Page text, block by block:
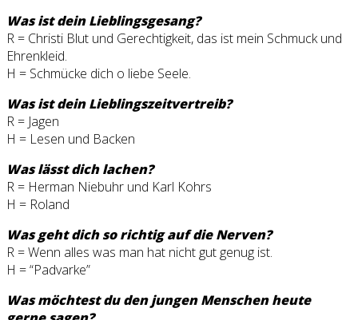
Was ist dein Lieblingsgesang?
R = Christi Blut und Gerechtigkeit, das ist mein Schmuck und
Ehrenkleid.
H = Schmücke dich o liebe Seele.
Was ist dein Lieblingszeitvertreib?
R = Jagen
H = Lesen und Backen
Was lässt dich lachen?
R = Herman Niebuhr und Karl Kohrs
H = Roland
Was geht dich so richtig auf die Nerven?
R = Wenn alles was man hat nicht gut genug ist.
H = “Padvarke”
Was möchtest du den jungen Menschen heute